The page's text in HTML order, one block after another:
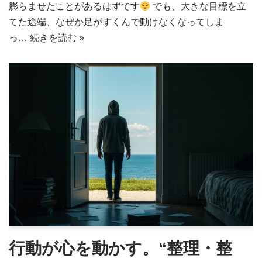
膨らませたことがあるはずです
でも、大きな目標を立
てた途端、なぜか足がすくんで動けなくなってしま
っ… 続きを読む »
行動が心を動かす。“整理・整